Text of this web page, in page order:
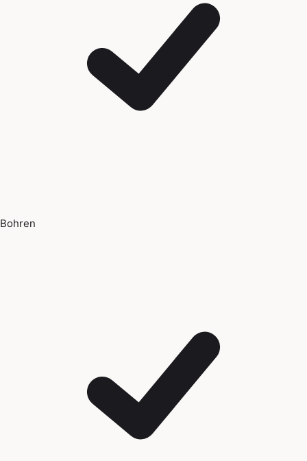
Bohren